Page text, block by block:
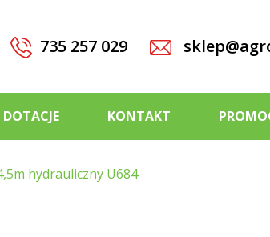
735 257 029
DOTACJE KONTAKT
hydrauliczny U684